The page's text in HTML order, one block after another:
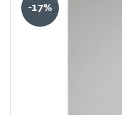
-17%